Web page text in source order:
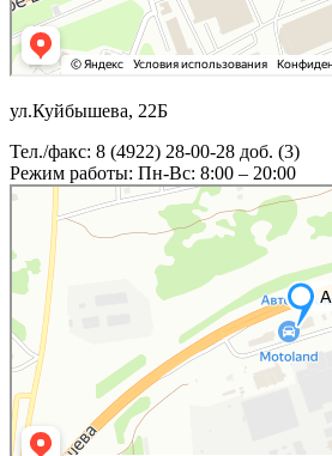
ул.Куйбышева, 22Б
Тел./факс: 8 (4922) 28-00-28 доб. (3)
Режим работы: Пн-Вс: 8:00 – 20:00